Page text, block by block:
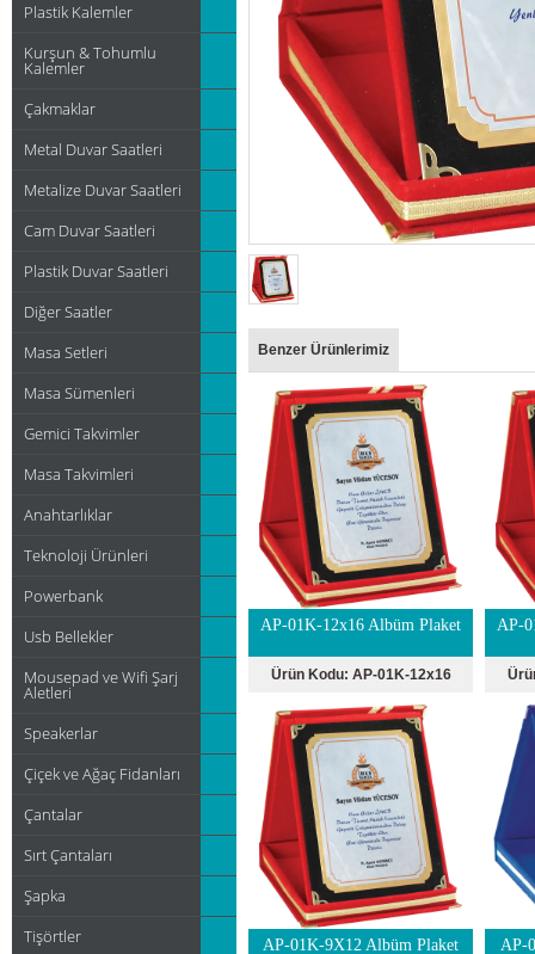
Plastik Kalemler
Kurşun & Tohumlu
Kalemler
Çakmaklar
Metal Duvar Saatleri
Metalize Duvar Saatleri
Cam Duvar Saatleri
Plastik Duvar Saatleri
Diğer Saatler
Masa Setleri
Masa Sümenleri
Gemici Takvimler
Masa Takvimleri
Anahtarlıklar
Teknoloji Ürünleri
Powerbank
Usb Bellekler
Mousepad ve Wifi Şarj
Aletleri
Speakerlar
Çiçek ve Ağaç Fidanları
Çantalar
Sırt Çantaları
Şapka
Tişörtler
Benzer Ürünlerimiz
AP-01K-12x16 Albüm Plaket
Ürün Kodu: AP-01K-12x16
AP-
AP-01K-9X12 Albüm Plaket AP-